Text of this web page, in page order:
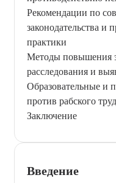
Рекомендации по
законодательства и
практики
Методы повышения
расследования и
Образовательные и
против рабского
Заключение
Введение